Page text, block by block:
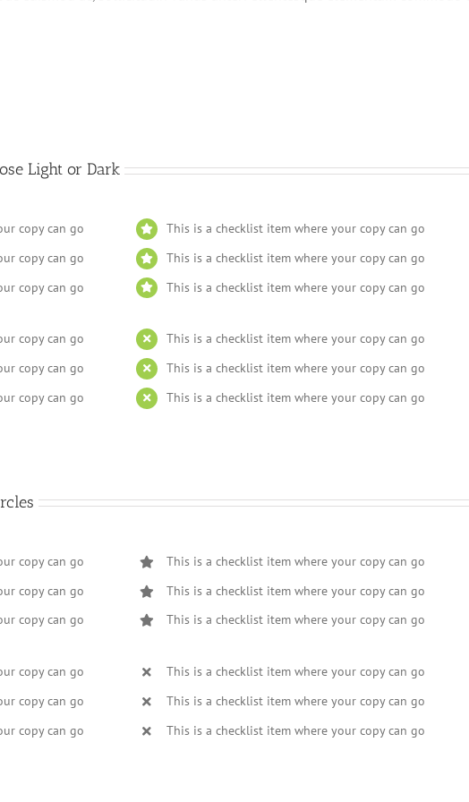
Light or Dark
copy can go
copy can go
copy can go
This is a checklist item where your copy can go
This is a checklist item where your copy can go
This is a checklist item where your copy can go
copy can go
copy can go
copy can go
This is a checklist item where your copy can go
This is a checklist item where your copy can go
This is a checklist item where your copy can go
copy can go
copy can go
copy can go
This is a checklist item where your copy can go
This is a checklist item where your copy can go
This is a checklist item where your copy can go
copy can go
copy can go
copy can go
This is a checklist item where your copy can go
This is a checklist item where your copy can go
This is a checklist item where your copy can go